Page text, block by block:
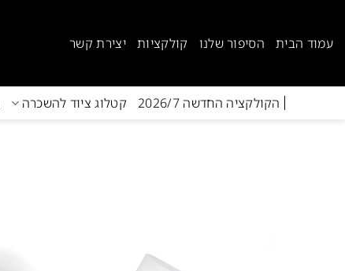
content
עמוד הבית הסיפור שלנו קולקציות יצירת קשר
הקולקציה החדשה 2026/7 קטלוג ציוד להשכרה